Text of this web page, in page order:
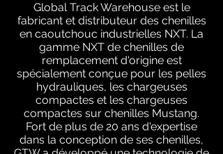
Global Track Warehouse est le
fabricant et distributeur des chenilles
en caoutchouc industrielles NXT. La
gamme NXT de chenilles de
remplacement d'origine est
spécialement conçue pour les pelles
hydrauliques, les chargeuses
compactes et les chargeuses
compactes sur chenilles Mustang.
Fort de plus de 20 ans d'expertise
dans la conception de ses chenilles,